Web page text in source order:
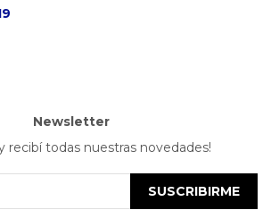
Newsletter
recibí todas nuestras novedades!
SUSCRIBIRME